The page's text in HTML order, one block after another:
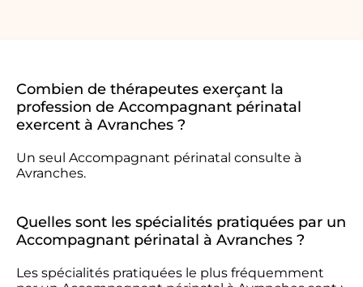
Combien de thérapeutes exerçant la
profession de Accompagnant périnatal
exercent à Avranches ?
Un seul Accompagnant périnatal consulte à
Avranches.
Quelles sont les spécialités pratiquées par un
Accompagnant périnatal à Avranches ?
Les spécialités pratiquées le plus fréquemment